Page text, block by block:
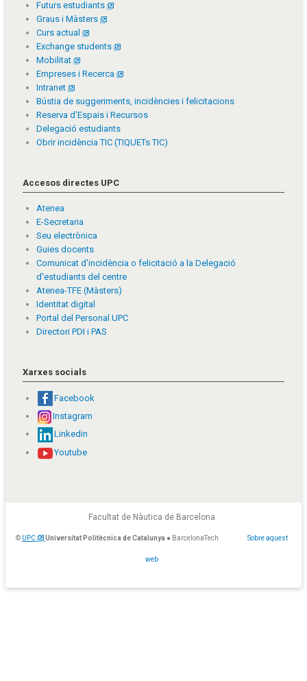
Futurs estudiants
Graus i Màsters
Curs actual
Exchange students
Mobilitat
Empreses i Recerca
Intranet
Bústia de suggeriments, incidències i felicitacions
Reserva d'Espais i Recursos
Delegació estudiants
Obrir incidència TIC (TIQUETs TIC)
Accesos directes UPC
Atenea
E-Secretaria
Seu electrònica
Guies docents
Comunicat d'incidència o felicitació a la Delegació
d'estudiants del centre
Atenea-TFE (Màsters)
Identitat digital
Portal del Personal UPC
Directori PDI i PAS
Xarxes socials
Facebook
Instagram
Linkedin
Youtube
Facultat de Nàutica de Barcelona
© UPC Universitat Politècnica de Catalunya ● BarcelonaTech Sobre aquest
web